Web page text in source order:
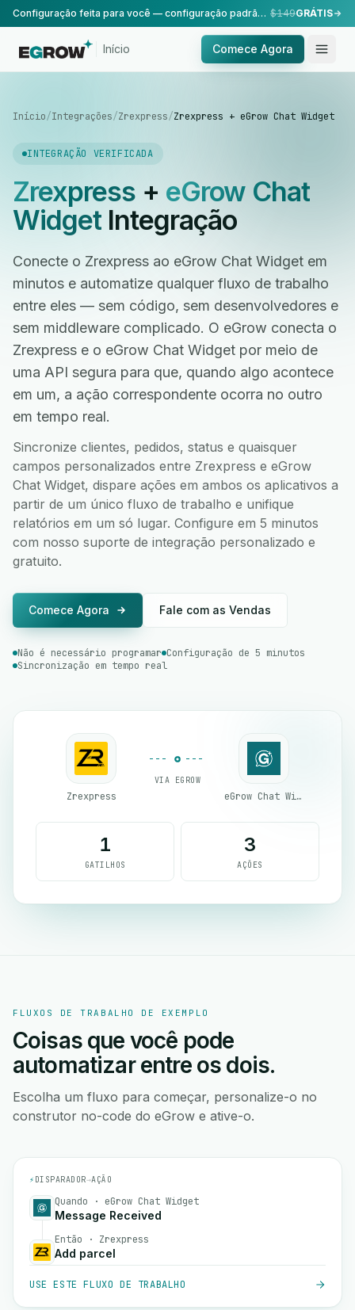
Configuração feita para você — configuração padrão, realizada pela nossa equipe. $149GRÁTIS
Início Comece Agora
Início/Integrações/Zrexpress/Zrexpress + eGrow Chat Widget
INTEGRAÇÃO VERIFICADA
Zrexpress+ eGrow Chat
WidgetIntegração
Conecte o Zrexpress ao eGrow Chat Widget em
minutos e automatize qualquer fluxo de trabalho
entre eles — sem código, sem desenvolvedores e
sem middleware complicado. O eGrow conecta o
Zrexpress e o eGrow Chat Widget por meio de
uma API segura para que, quando algo acontece
em um, a ação correspondente ocorra no outro
em tempo real.
Sincronize clientes, pedidos, status e quaisquer
campos personalizados entre Zrexpress e eGrow
Chat Widget, dispare ações em ambos os aplicativos a
partir de um único fluxo de trabalho e unifique
relatórios em um só lugar. Configure em 5 minutos
com nosso suporte de integração personalizado e
gratuito.
Comece Agora Fale com as Vendas
Não é necessário programar Configuração de 5 minutos
Sincronização em tempo real
Zrexpress
VIA EGROW
eGrow Chat Widget
1
GATILHOS
3
AÇÕES
FLUXOS DE TRABALHO DE EXEMPLO
Coisas que você pode
automatizar entre os dois.
Escolha um fluxo para começar, personalize-o no
construtor no-code do eGrow e ative-o.
⚡ DISPARADOR→AÇÃO
Quando · eGrow Chat Widget
Message Received
Então · Zrexpress
Add parcel
USE ESTE FLUXO DE TRABALHO